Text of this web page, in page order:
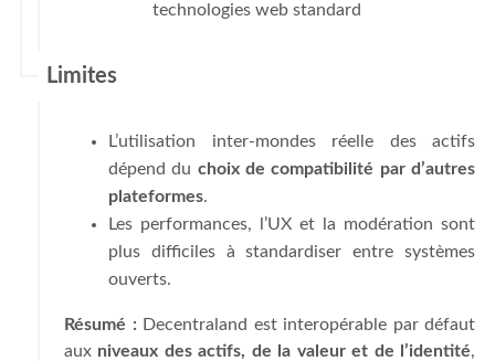
technologies web standard
Limites
L’utilisation inter-mondes réelle des actifs
dépend du choix de compatibilité par d’autres
plateformes.
Les performances, l’UX et la modération sont
plus difficiles à standardiser entre systèmes
ouverts.
Résumé : Decentraland est interopérable par défaut
aux niveaux des actifs, de la valeur et de l’identité,